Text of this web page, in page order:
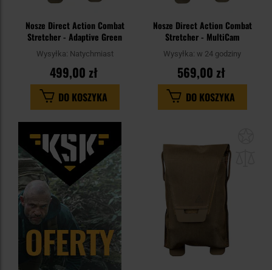
Nosze Direct Action Combat
Stretcher - Adaptive Green
Wysyłka: Natychmiast
499,00 zł
DO KOSZYKA
Nosze Direct Action Combat
Stretcher - MultiCam
Wysyłka: w 24 godziny
569,00 zł
DO KOSZYKA